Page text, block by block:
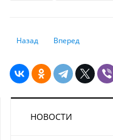
Предыдущий: Сколько
Назад Следующий:
Вперед
НОВОСТИ